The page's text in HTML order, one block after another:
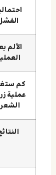
الألم
كم
عملية